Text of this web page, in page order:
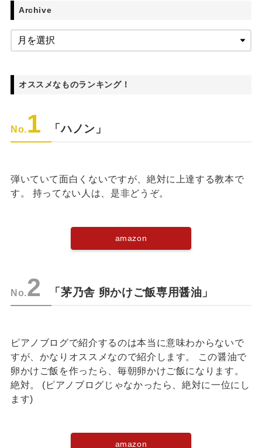
Archive
オススメなものランキング！
No.1 「ハノン」
弾いていて面白くないですが、絶対に上達する教本で
す。 持ってない人は、是非どうぞ。
amazon
No.2 「茅乃舎 卵かけご飯専用醤油」
ピアノブログで紹介するのは本当に意味わからないで
すが、かなりオススメなので紹介します。 この醤油で
卵かけご飯を作ったら、毎朝卵かけご飯になります。
絶対。 (ピアノブログじゃなかったら、絶対に一位にし
ます)
amazon